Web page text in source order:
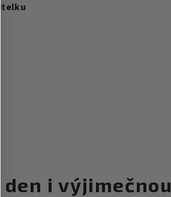
i výjimečnou